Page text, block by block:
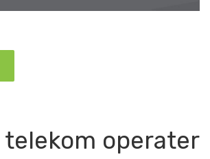
telekom operater